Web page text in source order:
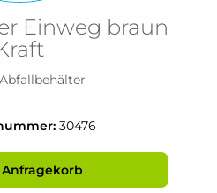
Einweg braun
30476